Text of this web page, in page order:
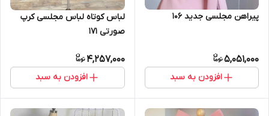
پیراهن مجلسی جدید ۱۰۶
5,051,000
افزودن به سبد
لباس کوتاه لباس مجلسی کرپ
صورتی ۱۷۱
4,257,000
افزودن به سبد